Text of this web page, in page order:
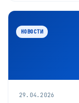
НОВОСТИ
29.04.2026